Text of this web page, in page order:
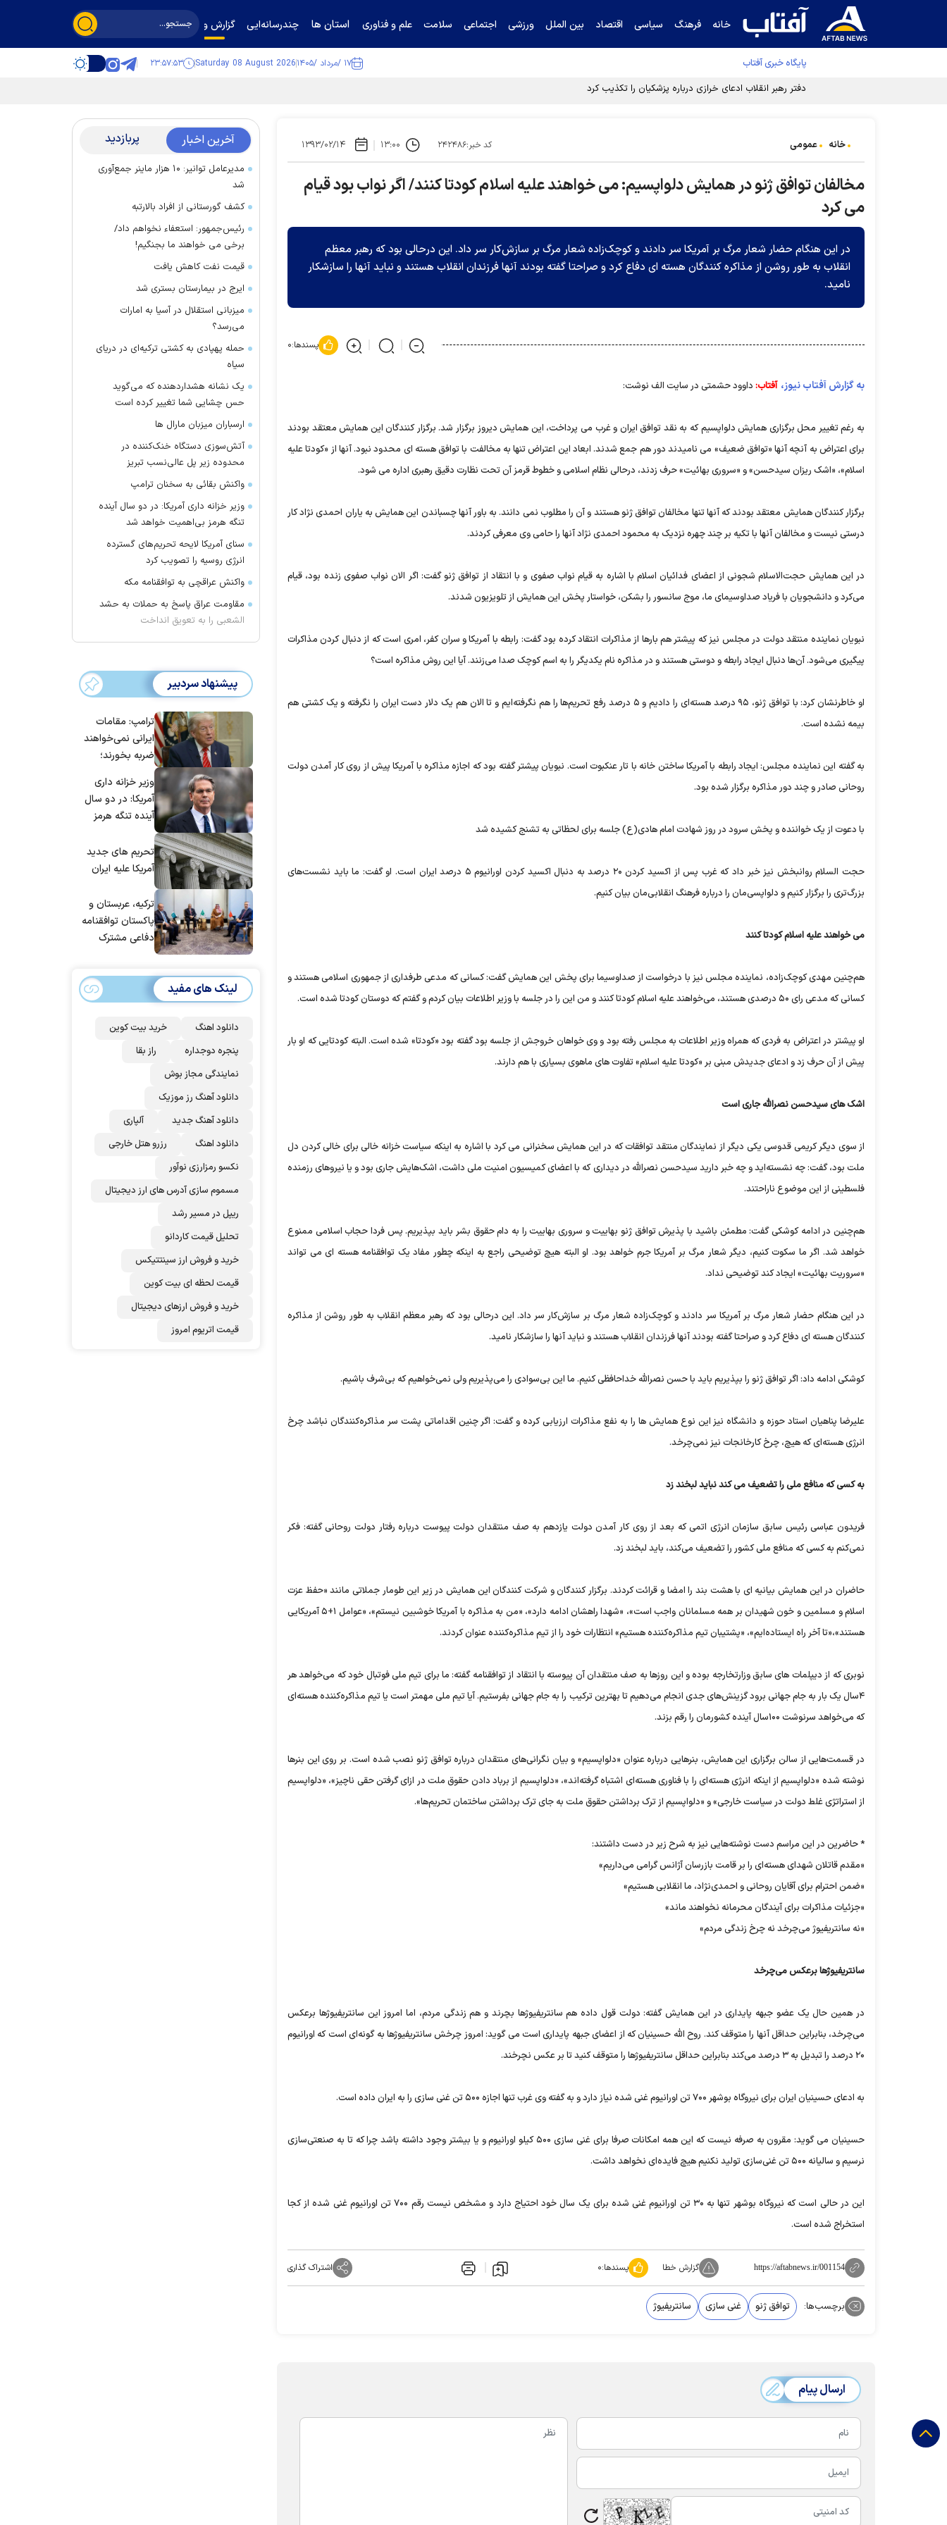
خانه فرهنگ سیاسی اقتصاد بین الملل ورزشی اجتماعی سلامت علم و فناوری استان ها چندرسانه‌ایی گزارش و گفت‌وگو
پایگاه خبری آفتاب ۱۷ /مرداد /۱۴۰۵ Saturday 08 August 2026 ۲۳:۵۷:۵۴
دفتر رهبر انقلاب ادعای خرازی درباره پزشکیان را تکذیب کرد
خانه عمومی کد خبر:۲۴۲۴۸۶ ۱۳:۰۰ ۱۳۹۳/۰۲/۱۴
مخالفان توافق ژنو در همایش دلواپسیم: می خواهند علیه اسلام کودتا کنند/ اگر نواب بود قیام
می کرد
در این هنگام حضار شعار مرگ بر آمریکا سر دادند و کوچک‌زاده شعار مرگ بر سازش‌کار سر داد. این درحالی بود که رهبر معظم
انقلاب به طور روشن از مذاکره کنندگان هسته ای دفاع کرد و صراحتا گفته بودند آنها فرزندان انقلاب هستند و نباید آنها را سازشکار
نامید.
پسندها:۰
به گزارش آفتاب نیوز، آفتاب: داوود حشمتی در سایت الف نوشت:
به رغم تغییر محل برگزاری همایش دلواپسیم که به نقد توافق ایران و غرب می پرداخت، این همایش دیروز برگزار شد. برگزار کنندگان این همایش معتقد بودند
برای اعتراض به آنچه آنها «توافق ضعیف» می نامیدند دور هم جمع شدند. ابعاد این اعتراض تنها به مخالفت با توافق هسته ای محدود نبود. آنها از «کودتا علیه
اسلام»، «اشک ریزان سیدحسن» و «سروری بهائیت» حرف زدند، درحالی نظام اسلامی و خطوط قرمز آن تحت نظارت دقیق رهبری اداره می شود.
برگزار کنندگان همایش معتقد بودند که آنها تنها مخالفان توافق ژنو هستند و آن را مطلوب نمی دانند. به باور آنها چسباندن این همایش به یاران احمدی نژاد کار
درستی نیست و مخالفان آنها با تکیه بر چند چهره نزدیک به محمود احمدی نژاد آنها را حامی وی معرفی کردند.
در این همایش حجت‌الاسلام شجونی از اعضای فدائیان اسلام با اشاره به قیام نواب صفوی و با انتقاد از توافق ژنو گفت: اگر الان نواب صفوی زنده بود، قیام
می‌کرد و دانشجویان با فریاد صداوسیمای ما، موج سانسور را بشکن، خواستار پخش این همایش از تلویزیون شدند.
نبویان نماینده منتقد دولت در مجلس نیز که پیشتر هم بارها از مذاکرات انتقاد کرده بود گفت: رابطه با آمریکا و سران کفر، امری است که از دنبال کردن مذاکرات
پیگیری می‌شود. آن‌ها دنبال ایجاد رابطه و دوستی هستند و در مذاکره نام یکدیگر را به اسم کوچک صدا می‌زنند. آیا این روش مذاکره است؟
او خاطرنشان کرد: با توافق ژنو، ۹۵ درصد هسته‌ای را دادیم و ۵ درصد رفع تحریم‌ها را هم نگرفته‌ایم و تا الان هم یک دلار دست ایران را نگرفته و یک کشتی هم
بیمه نشده است.
به گفته این نماینده مجلس: ایجاد رابطه با آمریکا ساختن خانه با تار عنکبوت است. نبویان پیشتر گفته بود که اجازه مذاکره با آمریکا پیش از روی کار آمدن دولت
روحانی صادر و چند دور مذاکره برگزار شده بود.
با دعوت از یک خواننده و پخش سرود در روز شهادت امام هادی(ع) جلسه برای لحظاتی به تشنج کشیده شد
حجت السلام روانبخش نیز خبر داد که غرب پس از اکسید کردن ۲۰ درصد به دنبال اکسید کردن اورانیوم ۵ درصد ایران است. او گفت: ما باید نشست‌های
بزرگ‌تری را برگزار کنیم و دلواپسی‌مان را درباره فرهنگ انقلابی‌مان بیان کنیم.
می خواهند علیه اسلام کودتا کنند
هم‌چنین مهدی کوچک‌زاده، نماینده مجلس نیز با درخواست از صداوسیما برای پخش این همایش گفت: کسانی که مدعی طرفداری از جمهوری اسلامی هستند و
کسانی که مدعی رای ۵۰ درصدی هستند، می‌خواهند علیه اسلام کودتا کنند و من این را در جلسه با وزیر اطلاعات بیان کردم و گفتم که دوستان کودتا شده است.
او پیشتر در اعتراض به فردی که همراه وزیر اطلاعات به مجلس رفته بود و وی خواهان خروجش از جلسه بود گفته بود «کودتا» شده است. البته کودتایی که او بار
پیش از آن حرف زد و ادعای جدیدش مبنی بر «کودتا علیه اسلام» تفاوت های ماهوی بسیاری با هم دارند.
اشک های سیدحسن نصرالله جاری است
از سوی دیگر کریمی قدوسی یکی دیگر از نمایندگان منتقد توافقات که در این همایش سخنرانی می کرد با اشاره به اینکه سیاست خزانه خالی برای خالی کردن دل
ملت بود، گفت: چه نشسته‌اید و چه خبر دارید سیدحسن نصرالله در دیداری که با اعضای کمیسیون امنیت ملی داشت، اشک‌هایش جاری بود و یا نیروهای رزمنده
فلسطینی از این موضوع ناراحتند.
هم‌چنین در ادامه کوشکی گفت: مطمئن باشید با پذیرش توافق ژنو بهاییت و سروری بهاییت را به دام حقوق بشر باید بپذیریم. پس فردا حجاب اسلامی ممنوع
خواهد شد. اگر ما سکوت کنیم، دیگر شعار مرگ بر آمریکا جرم خواهد بود. او البته هیچ توضیحی راجع به اینکه چطور مفاد یک توافقنامه هسته ای می تواند
«سروریت بهائیت» ایجاد کند توضیحی نداد.
در این هنگام حضار شعار مرگ بر آمریکا سر دادند و کوچک‌زاده شعار مرگ بر سازش‌کار سر داد. این درحالی بود که رهبر معظم انقلاب به طور روشن از مذاکره
کنندگان هسته ای دفاع کرد و صراحتا گفته بودند آنها فرزندان انقلاب هستند و نباید آنها را سازشکار نامید.
کوشکی ادامه داد: اگر توافق ژنو را بپذیریم باید با حسن نصرالله خداحافظی کنیم. ما این بی‌سوادی را می‌پذیریم ولی نمی‌خواهیم که بی‌شرف باشیم.
علیرضا پناهیان استاد حوزه و دانشگاه نیز این نوع همایش ها را به نفع مذاکرات ارزیابی کرده و گفت: اگر چنین اقداماتی پشت سر مذاکره‌کنندگان نباشد چرخ
انرژی هسته‌ای که هیچ، چرخ کارخانجات نیز نمی‌چرخد.
به کسی که منافع ملی را تضعیف می کند نباید لبخند زد
فریدون عباسی رئیس سابق سازمان انرژی اتمی که بعد از روی کار آمدن دولت یازدهم به صف منتقدان دولت پیوست درباره رفتار دولت روحانی گفته: فکر
نمی‌کنم به کسی که منافع ملی کشور را تضعیف می‌کند، باید لبخند زد.
حاضران در این همایش بیانیه ای با هشت بند را امضا و قرائت کردند. برگزار کنندگان و شرکت کنندگان این همایش در زیر این طومار جملاتی مانند «حفظ‌ عزت
اسلام و مسلمین و خون شهیدان بر همه مسلمانان واجب است»، «شهدا راهشان ادامه دارد»، «من به مذاکره با آمریکا خوشبین نیستم»، «عوامل ۱+۵ آمریکایی
هستند»،‌«تا آخر راه ایستاده‌ایم»، «پشتیبان تیم مذاکره‌کننده هستیم» انتظارات خود را از تیم مذاکره‌کننده عنوان کردند.
نوبری که از دیپلمات های سابق وزارتخارجه بوده و این روزها به صف منتقدان آن پیوسته با انتقاد از توافقنامه گفته: ما برای تیم ملی فوتبال خود که می‌خواهد هر
۴سال یک بار به جام جهانی برود گزینش‌های جدی انجام می‌دهیم تا بهترین ترکیب را به جام جهانی بفرستیم. آیا تیم ملی مهمتر است یا تیم مذاکره‌کننده هسته‌ای
که می‌خواهد سرنوشت ۱۰۰سال آینده کشورمان را رقم بزند.
در قسمت‌هایی از سالن برگزاری این همایش، بنرهایی درباره عنوان «دلواپسیم» و بیان نگرانی‌های منتقدان درباره توافق ژنو نصب شده است. بر روی این بنرها
نوشته شده «دلواپسیم از اینکه انرژی هسته‌ای را با فناوری هسته‌ای اشتباه گرفته‌اند»، «دلواپسیم از برباد دادن حقوق ملت در ازای گرفتن حقی ناچیز»، «دلواپسیم
از استراتژی غلط دولت در سیاست خارجی» و «دلواپسیم از ترک برداشتن حقوق ملت به جای ترک برداشتن ساختمان تحریم‌ها».
* حاضرین در این مراسم دست نوشته‌هایی نیز به شرح زیر در دست داشتند:
«مقدم قاتلان شهدای هسته‌ای را بر قامت بازرسان آژانس گرامی می‌داریم»
«ضمن احترام برای آقایان روحانی و احمدی‌نژاد، ما انقلابی هستیم»
«جزئیات مذاکرات برای آیندگان محرمانه نخواهند ماند»
«نه سانتریفیوژ می‌چرخد نه چرخ زندگی مردم»
سانتریفیوژها برعکس می‌چرخد
در همین حال یک عضو جبهه پایداری در این همایش گفته: دولت قول داده هم سانتریفیوژها بچرند و هم زندگی مردم، اما امروز این سانتریفیوژها برعکس
می‌چرخد، بنابراین حداقل آنها را متوقف کند. روح الله حسینیان که از اعضای جبهه پایداری است می گوید: امروز چرخش سانتریفیوژها به گونه‌ای است که اورانیوم
۲۰ درصد را تبدیل به ۳ درصد می‌کند بنابراین حداقل سانتریفیوژها را متوقف کنید تا بر عکس نچرخند.
به ادعای حسینیان ایران برای نیروگاه بوشهر ۷۰۰ تن اورانیوم غنی شده نیاز دارد و به گفته وی غرب تنها اجازه ۵۰۰ تن غنی سازی را به ایران داده است.
حسینیان می گوید: مقرون به صرفه نیست که این همه امکانات صرفا برای غنی‌ سازی ۵۰۰ کیلو اورانیوم و یا بیشتر وجود داشته باشد چرا که تا به صنعتی‌سازی
نرسیم و سالیانه ۵۰۰ تن غنی‌سازی تولید نکنیم هیچ فایده‌ای نخواهد داشت.
این در حالی است که نیروگاه بوشهر تنها به ۳۰ تن اورانیوم غنی شده برای یک سال خود احتیاج دارد و مشخص نیست رقم ۷۰۰ تن اورانیوم غنی شده از کجا
استخراج شده است.
https://aftabnews.ir/001154 گزارش خطا پسندها:۰ اشتراک گذاری
برچسب‌ها: توافق ژنو غنی سازی سانتریفیوژ
ارسال پیام
آخرین اخبار پربازدید
مدیرعامل توانیر: ۱۰ هزار ماینر جمع‌آوری
شد
کشف گورستانی از افراد بالارتبه
رئیس‌جمهور: استعفاء نخواهم داد/
برخی می خواهند ما بجنگیم!
قیمت نفت کاهش یافت
ایرج در بیمارستان بستری شد
میزبانی استقلال در آسیا به امارات
می‌رسد؟
حمله پهپادی به کشتی ترکیه‌ای در دریای
سیاه
یک نشانه هشداردهنده که می‌گوید
حس چشایی شما تغییر کرده است
ارسباران میزبان مارال ها
آتش‌سوزی دستگاه خنک‌کننده در
محدوده زیر پل عالی‌نسب تبریز
واکنش بقائی به سخنان ترامپ
وزیر خزانه داری آمریکا: در دو سال آینده
تنگه هرمز بی‌اهمیت خواهد شد
سنای آمریکا لایحه تحریم‌های گسترده
انرژی روسیه را تصویب کرد
واکنش عراقچی به توافقنامه مکه
مقاومت عراق پاسخ به حملات به حشد
الشعبی را به تعویق انداخت
پیشنهاد سردبیر
ترامپ: مقامات
ایرانی نمی‌خواهند
ضربه بخورند؛
توافق برسند
وزیر خزانه داری
آمریکا: در دو سال
آینده تنگه هرمز
شد
تحریم های جدید
آمریکا علیه ایران
ترکیه، عربستان و
پاکستان توافقنامه
دفاعی مشترک
لینک های مفید
دانلود اهنگ
خرید بیت کوین
پنجره دوجداره
راز بقا
نمایندگی مجاز بوش
دانلود آهنگ رز‌ موزیک
دانلود آهنگ جدید
آلپاری
دانلود اهنگ
رزرو هتل خارجی
نکسو رمزارزی نوآور
مسموم سازی آدرس های ارز دیجیتال
ریپل در مسیر رشد
تحلیل قیمت کاردانو
خرید و فروش ارز سینتتیکس
قیمت لحظه ای بیت کوین
خرید و فروش ارزهای دیجیتال
قیمت اتریوم امروز